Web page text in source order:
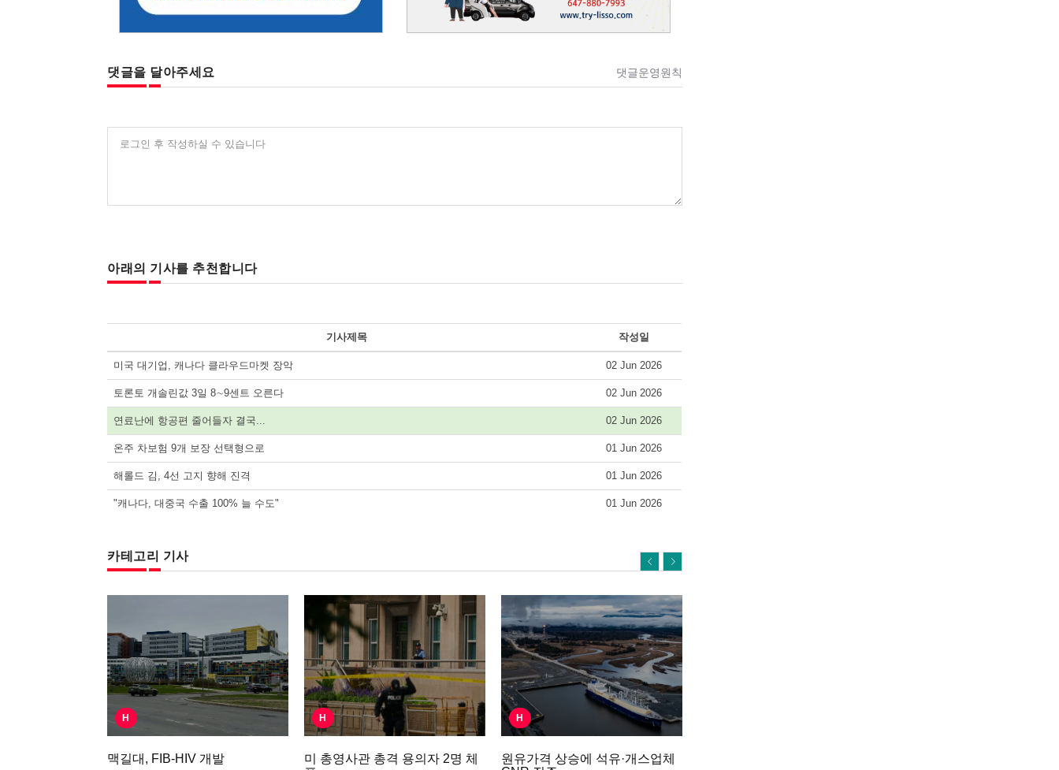
댓글을 달아주세요 댓글운영원칙
로그인 후 작성하실 수 있습니다
아래의 기사를 추천합니다
기사제목 작성일
미국 대기업, 캐나다 클라우드마켓 장악 02 Jun 2026
토론토 개솔린값 3일 8∼9센트 오른다 02 Jun 2026
연료난에 항공편 줄어들자 결국... 02 Jun 2026
온주 차보험 9개 보장 선택형으로 01 Jun 2026
해롤드 김, 4선 고지 향해 진격 01 Jun 2026
"캐나다, 대중국 수출 100% 늘 수도" 01 Jun 2026
카테고리 기사
H
맥길대, FIB-HIV 개발
H
미 총영사관 총격 용의자 2명 체
H
원유가격 상승에 석유·개스업체